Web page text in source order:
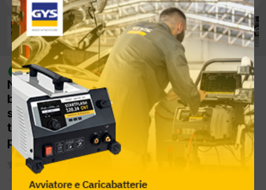
risolto
[BMW 320 D (E91) 10/2007 2.0cc
N47D20A 130Kw Diesel] In marcia dopo
breve tragitto si accendono spia
servosterzo,esp,motore e lancetta
tachimetro si blocca fino a poi non partire
più.